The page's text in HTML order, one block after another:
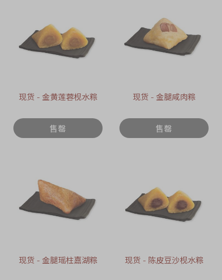
现货 - 金黄莲蓉枧水粽
售罄
现货 - 金腿咸肉粽
售罄
现货 - 金腿瑶柱嘉湖粽 现货 - 陈皮豆沙枧水粽